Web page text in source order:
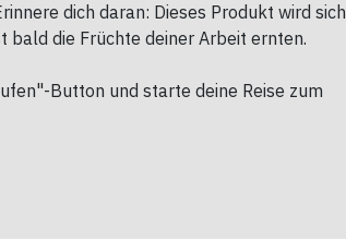
dich daran: Dieses Produkt wird sich
bald die Früchte deiner Arbeit ernten.
Button und starte deine Reise zum